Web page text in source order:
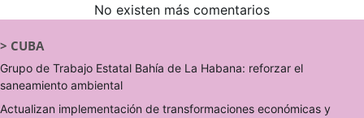
No existen más comentarios
> CUBA
Grupo de Trabajo Estatal Bahía de La Habana: reforzar el
saneamiento ambiental
Actualizan implementación de transformaciones económicas y